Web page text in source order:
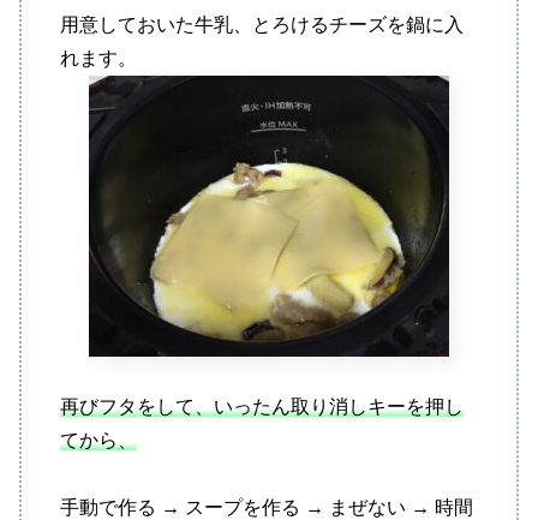
用意しておいた牛乳、とろけるチーズを鍋に入
れます。
再びフタをして、いったん取り消しキーを押し
てから、
手動で作る → スープを作る → まぜない → 時間